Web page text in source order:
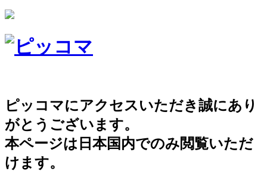
ピッコマにアクセスいただき誠にあり
がとうございます。
本ページは日本国内でのみ閲覧いただ
けます。